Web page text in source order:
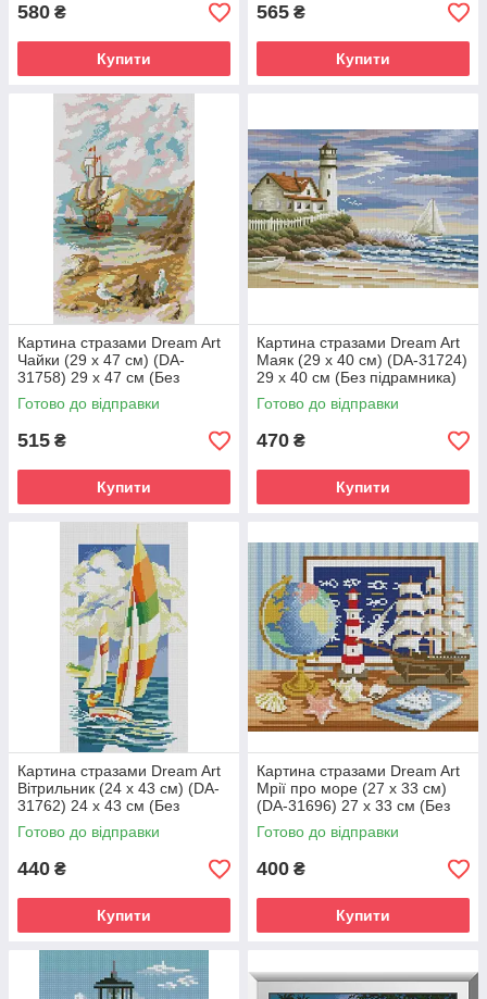
580 ₴
Купити
565 ₴
Купити
Картина стразами Dream Art
Чайки (29 х 47 см) (DA-
31758) 29 х 47 см (Без
підрамника)
Готово до відправки
515 ₴
Купити
Картина стразами Dream Art
Маяк (29 х 40 см) (DA-31724)
29 х 40 см (Без підрамника)
Готово до відправки
470 ₴
Купити
Картина стразами Dream Art
Вітрильник (24 х 43 см) (DA-
31762) 24 х 43 см (Без
підрамника)
Готово до відправки
440 ₴
Купити
Картина стразами Dream Art
Мрії про море (27 х 33 см)
(DA-31696) 27 х 33 см (Без
підрамника)
Готово до відправки
400 ₴
Купити